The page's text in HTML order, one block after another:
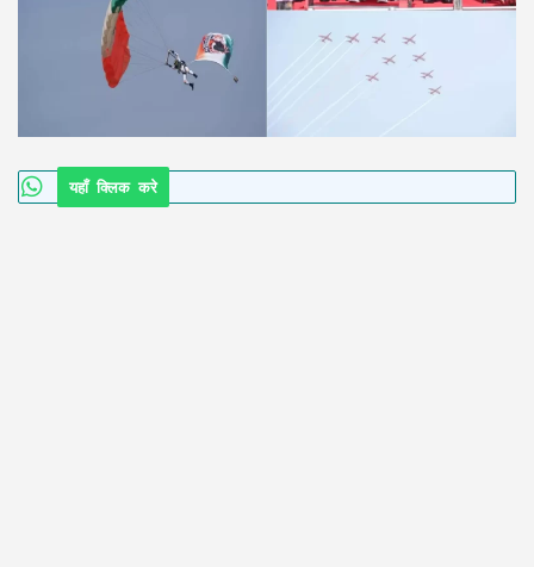
यहाँ क्लिक करे